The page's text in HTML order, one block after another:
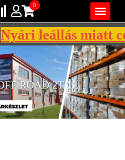

0
ÜRES
Nyári leállás miatt
ROAD 2T 1L